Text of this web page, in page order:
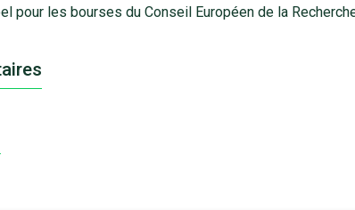
pour les bourses du Conseil Européen de la